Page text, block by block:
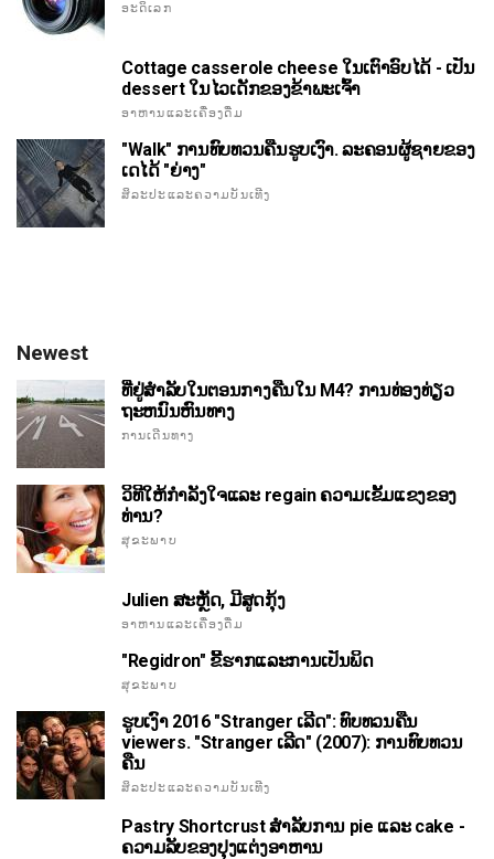
ອະດິເລກ
Cottage casserole cheese ໃນເຕົາອົບໄດ້ - ເປັນ
dessert ໃນໄວເດັກຂອງຂ້າພະເຈົ້າ
ອາຫານແລະເຄື່ອງດື່ມ
"Walk" ການທົບທວນຄືນຮູບເງົາ. ລະຄອນຜູ້ຊາຍຂອງ
ເດໄດ້ "ຍ່າງ"
ສິລະປະແລະຄວາມບັນເທີງ
Newest
ທີ່ຢູ່ສໍາລັບໃນຕອນກາງຄືນໃນ M4? ການທ່ອງທ່ຽວ
ຖະຫນົນຫົນທາງ
ການເດີນທາງ
ວິທີໃຫ້ກໍາລັງໃຈແລະ regain ຄວາມເຂັ້ມແຂງຂອງ
ທ່ານ?
ສຸຂະພາບ
Julien ສະຫຼັດ, ມີສູດກຸ້ງ
ອາຫານແລະເຄື່ອງດື່ມ
"Regidron" ຂີ້ຮາກແລະການເປັນພິດ
ສຸຂະພາບ
ຮູບເງົາ 2016 "Stranger ເລີດ": ທົບທວນຄືນ
viewers. "Stranger ເລີດ" (2007): ການທົບທວນ
ຄືນ
ສິລະປະແລະຄວາມບັນເທີງ
Pastry Shortcrust ສໍາລັບການ pie ແລະ cake -
ຄວາມລັບຂອງປຸງແຕ່ງອາຫານ